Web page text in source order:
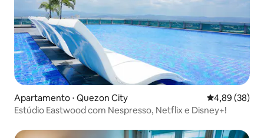
Apartamento ⋅ Quezon City 4,89 de uma
4,89 (38)
Estúdio Eastwood com Nespresso, Netflix e Disney+!